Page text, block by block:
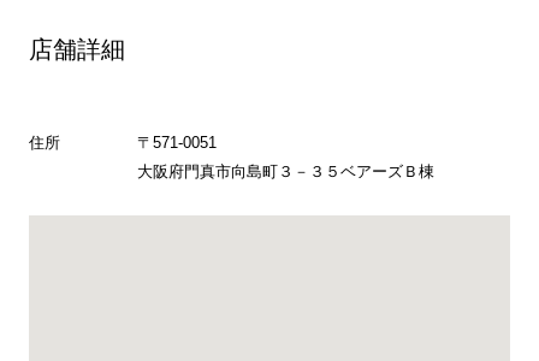
店舗詳細
住所
〒571-0051
大阪府門真市向島町３－３５ベアーズＢ棟